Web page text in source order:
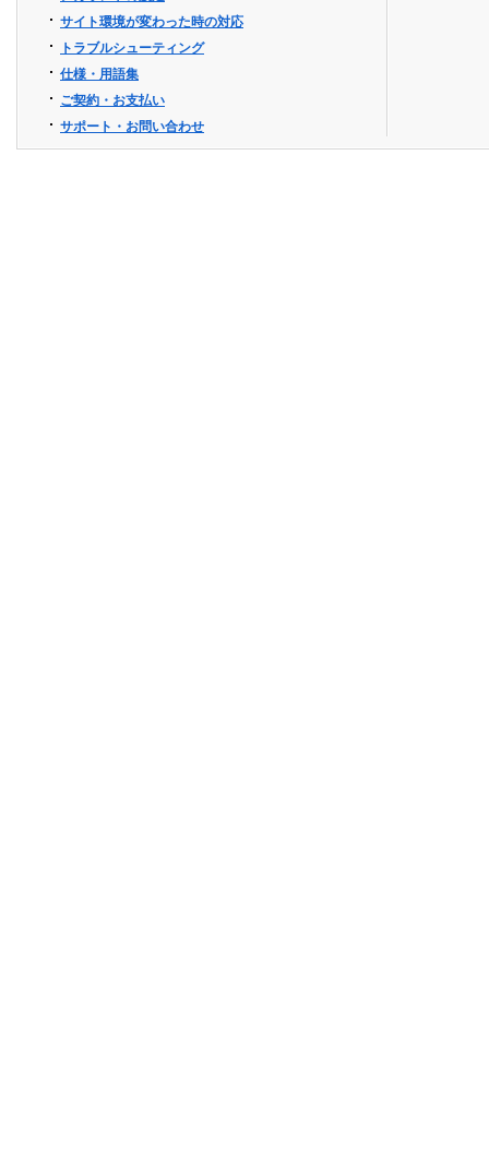
サイト環境が変わった時の対応
トラブルシューティング
仕様・用語集
ご契約・お支払い
サポート・お問い合わせ